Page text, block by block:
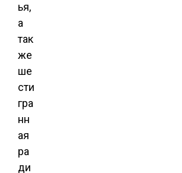
ья,
а
так
же
ше
сти
гра
нн
ая
ра
ди